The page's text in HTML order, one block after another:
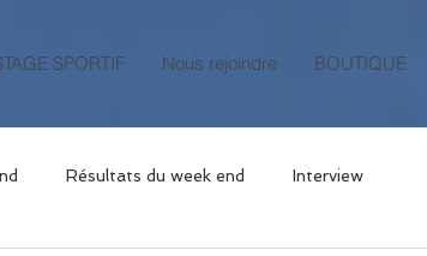
SPORTIF Nous rejoindre BOUTIQUE
Résultats du week end Interview